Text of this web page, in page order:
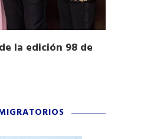
la edición 98 de